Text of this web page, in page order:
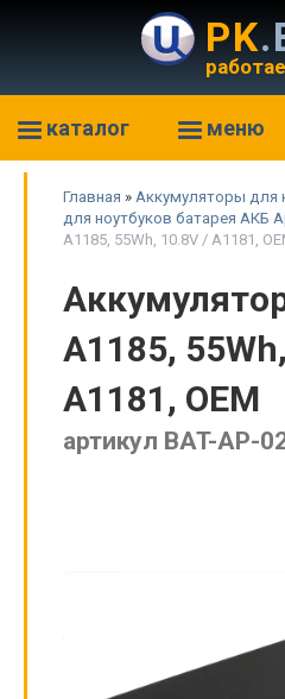
PK
каталог меню
Главная » Аккумуляторы для
для ноутбуков батарея АКБ
A1185, 55Wh, 10.8V / A1181,
A1185,
A1181, OEM
артикул BAT-AP-